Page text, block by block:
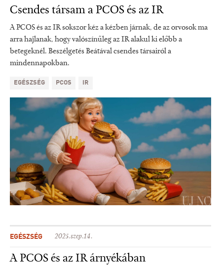
Csendes társam a PCOS és az IR
A PCOS és az IR sokszor kéz a kézben járnak, de az orvosok ma
arra hajlanak, hogy valószínűleg az IR alakul ki előbb a
betegeknél. Beszélgetés Beátával csendes társairól a
mindennapokban.
EGÉSZSÉG PCOS IR
EGÉSZSÉG 2025.szep.14.
A PCOS és az IR árnyékában